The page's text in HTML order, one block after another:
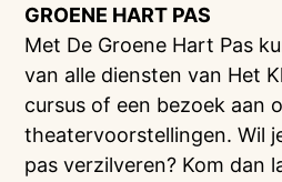
GROENE HART PAS
Met De Groene Hart Pas
van alle diensten van Het
cursus of een bezoek aan
theatervoorstellingen. Wil
pas verzilveren? Kom dan